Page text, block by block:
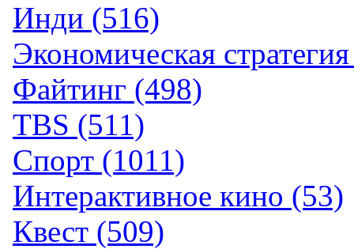
Инди (516)
Экономическая
Файтинг (498)
TBS (511)
Спорт (1011)
Интерактивное кино (53)
Квест (509)